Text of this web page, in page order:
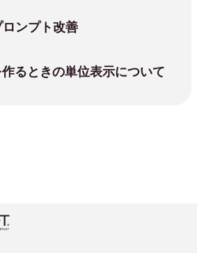
ンプト改善
るときの単位表示について